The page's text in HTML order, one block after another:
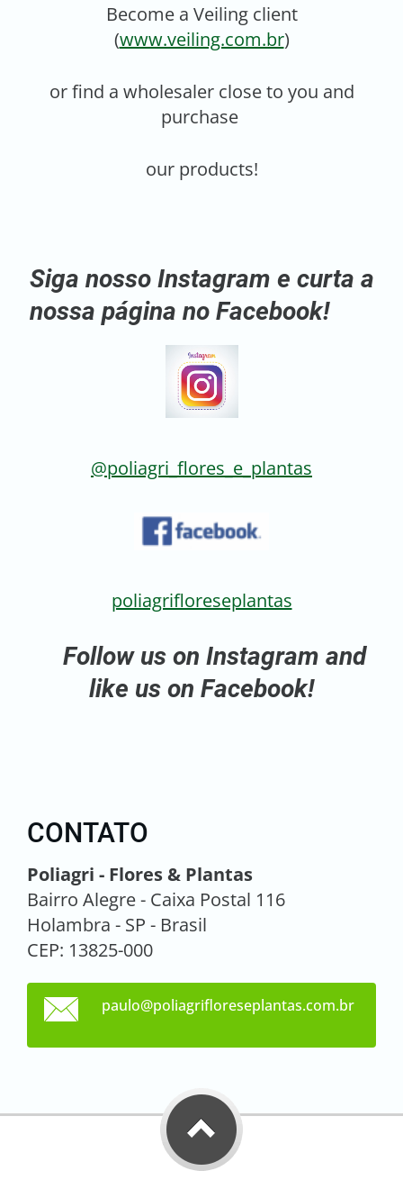
Become a Veiling client
(www.veiling.com.br)
or find a wholesaler close to you and
purchase
our products!
Siga nosso Instagram e curta a
nossa página no Facebook!
@poliagri_flores_e_plantas
poliagrifloreseplantas
Follow us on Instagram and
like us on Facebook!
CONTATO
Poliagri - Flores & Plantas
Bairro Alegre - Caixa Postal 116
Holambra - SP - Brasil
CEP: 13825-000
paulo@poliagrifloreseplantas.com.br